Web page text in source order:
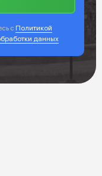
с Политикой
данных